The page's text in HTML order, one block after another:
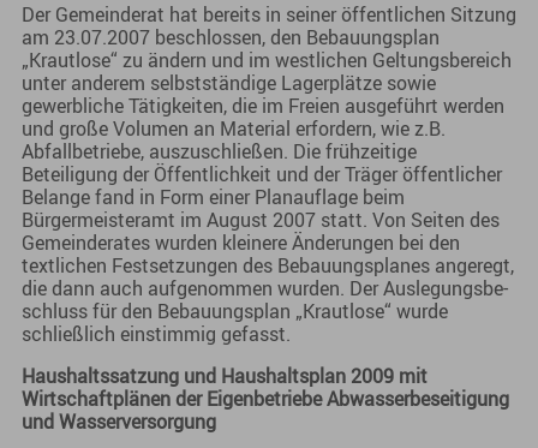
Der Gemeinderat hat bereits in seiner öffentlichen Sitzung
am 23.07.2007 beschlossen, den Bebauungsplan
„Krautlose“ zu ändern und im westlichen Geltungsbereich
unter anderem selbstständige Lagerplätze sowie
gewerbliche Tätigkeiten, die im Freien ausgeführt werden
und große Volumen an Material erfordern, wie z.B.
Abfallbetriebe, auszuschließen. Die frühzeitige
Beteiligung der Öffentlichkeit und der Träger öffentlicher
Belange fand in Form einer Planauflage beim
Bürgermeisteramt im August 2007 statt. Von Seiten des
Gemeinderates wurden kleinere Änderungen bei den
textlichen Festsetzungen des Bebauungsplanes angeregt,
die dann auch aufgenommen wurden. Der Auslegungsbe-
schluss für den Bebauungsplan „Krautlose“ wurde
schließlich einstimmig gefasst.
Haushaltssatzung und Haushaltsplan 2009 mit
Wirtschaftplänen der Eigenbetriebe Abwasserbeseitigung
und Wasserversorgung